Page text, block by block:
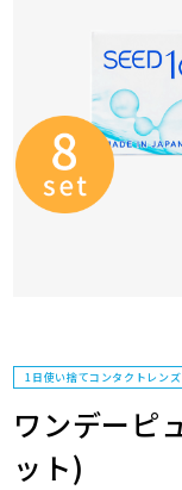
1日使い捨てコンタクトレンズ
ワンデーピ
ット)